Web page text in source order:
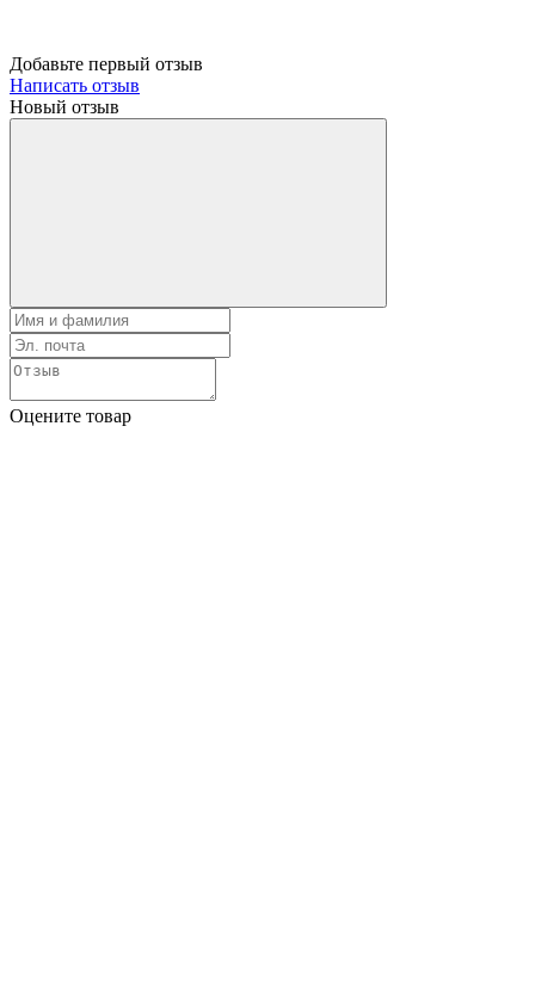
Добавьте первый отзыв
Написать отзыв
Новый отзыв
Оцените товар